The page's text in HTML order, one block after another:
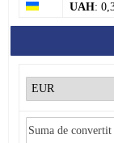
UAH: